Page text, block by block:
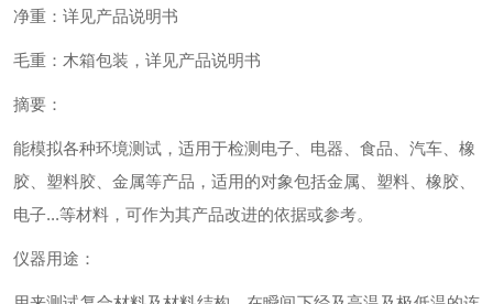
净重：详见产品说明书
毛重：木箱包装，详见产品说明书
摘要：
能模拟各种环境测试，适用于检测电子、电器、食品、汽车、橡
胶、塑料胶、金属等产品，适用的对象包括金属、塑料、橡胶、
电子...等材料，可作为其产品改进的依据或参考。
仪器用途：